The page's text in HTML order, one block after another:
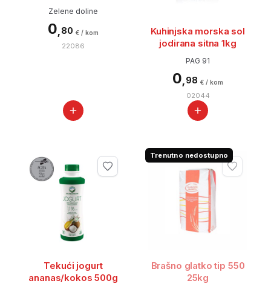
Zelene doline
0,80 € / kom
22086
Kuhinjska morska sol
jodirana sitna 1kg
PAG 91
0 98 € / kom
02044
Tekući jogurt
ananas/kokos 500g
Trenutno nedostupno
Brašno glatko tip 550
25kg